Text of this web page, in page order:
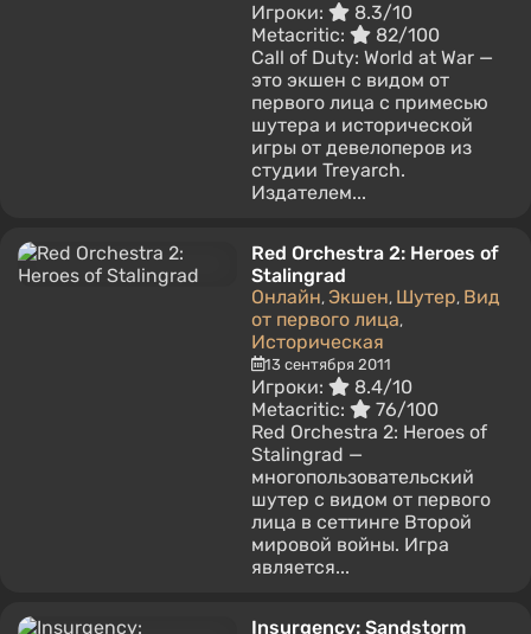
Игроки:
8.3/10
Metacritic:
82/100
Call of Duty: World at War —
это экшен с видом от
первого лица с примесью
шутера и исторической
игры от девелоперов из
студии Treyarch.
Издателем...
Red Orchestra 2: Heroes of
Stalingrad
Онлайн, Экшен, Шутер, Вид
от первого лица,
Историческая
13 сентября 2011
Игроки:
8.4/10
Metacritic:
76/100
Red Orchestra 2: Heroes of
Stalingrad —
многопользовательский
шутер с видом от первого
лица в сеттинге Второй
мировой войны. Игра
является...
Insurgency: Sandstorm